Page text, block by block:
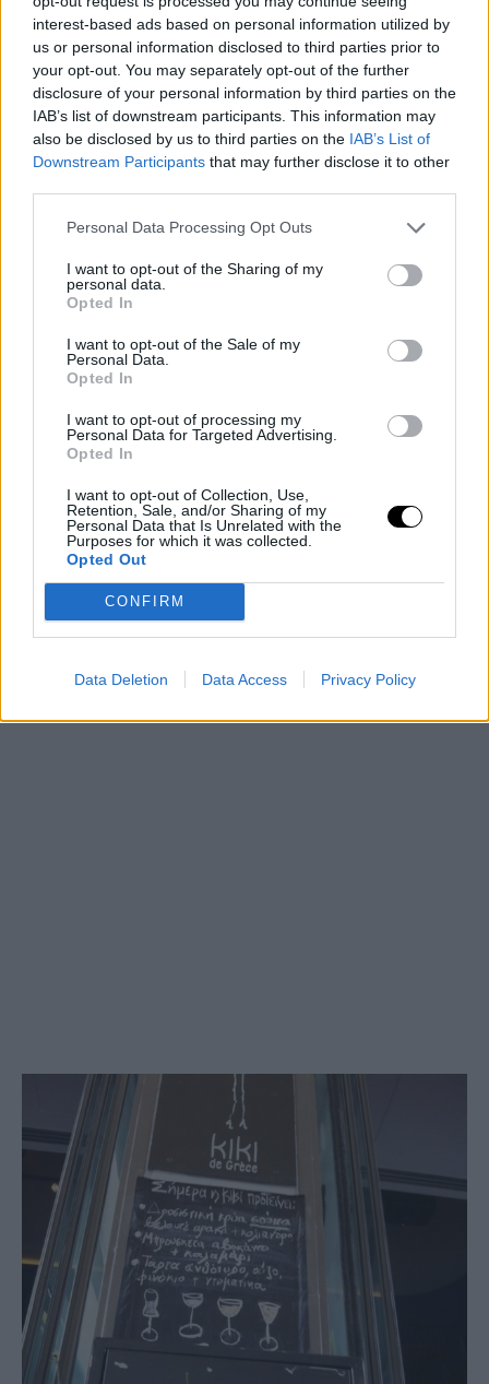
interest-based ads based on personal information utilized by
us or personal information disclosed to third parties prior to
your opt-out. You may separately opt-out of the further
disclosure of your personal information by third parties on the
IAB’s list of downstream participants. This information may
also be disclosed by us to third parties on the IAB’s List of
Downstream Participants that may further disclose it to other
Personal Data Processing Opt Outs
I want to opt-out of the Sharing of my
personal data.
Opted In
I want to opt-out of the Sale of my
Personal Data.
Opted In
I want to opt-out of processing my
Personal Data for Targeted Advertising.
Opted In
I want to opt-out of Collection, Use,
Retention, Sale, and/or Sharing of my
Personal Data that Is Unrelated with the
Purposes for which it was collected.
Opted Out
CONFIRM
Data Deletion Data Access Privacy Policy
γνωστή ως Kiki de Montparnasse. Εδώ μπορείτε να βρείτε
περίπου 50 ετικέτες από ελληνικούς αμπελώνες ( οι 30 από
αυτές προσφέρονται και σε ποτήρι), αλλά και πιάτα με
εκλεκτούς μεζέδες από κάθε γωνιά της Ελλάδας, όπως ένα
τραχανώτο με σαλάμι Λευκάδος και κοπανιστή Σύρου,
σουτζουκάκια και μια καταπληκτική τηγανιά κοτόπουλου με
κρέμα από κατίκι Δομοκού. Το μενού το επιμελούνται ο
ανανεώνεται συνεχώς ανάλογα με την εποχή. Κάθε Τετάρτη
γίνονται «γευστικά ταιριάσματα»: μπορείτε δηλαδή σε πολύ
καλή τιμή να δοκιμάστε δύο κρασιά από τον αμπελώνα που έχει
μεζέδες, που φτιάχνονται ειδικά για το κρασί. Επίσης μια φορά
το μήνα διοργανώνονται βραδιές γευσιγνωσίας και γνωριμίας